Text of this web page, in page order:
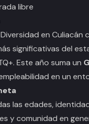
libre
en Culiacán
significativas del
Este año suma un
en un
las edades,
y comunidad en